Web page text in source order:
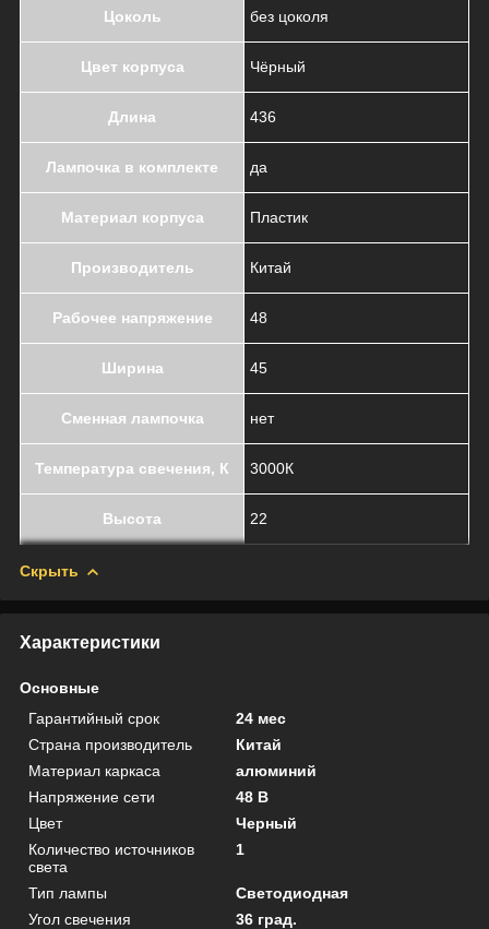
Цоколь без цоколя
Цвет корпуса Чёрный
Длина 436
Лампочка в комплекте да
Материал корпуса Пластик
Производитель Китай
Рабочее напряжение 48
Ширина 45
Сменная лампочка нет
Температура свечения, К 3000К
Высота 22
Скрыть
Характеристики
Основные
Гарантийный срок
24 мес
Страна производитель
Китай
Материал каркаса
алюминий
Напряжение сети
48 В
Цвет
Черный
Количество источников
света
1
Тип лампы
Светодиодная
Угол свечения
36 град.